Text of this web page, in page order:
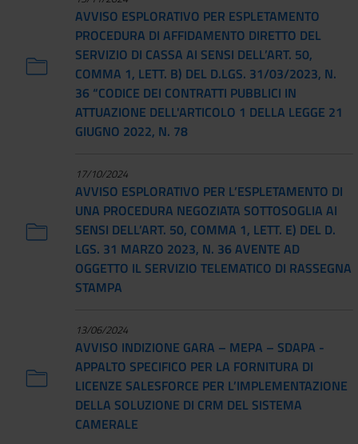
AVVISO ESPLORATIVO PER ESPLETAMENTO
PROCEDURA DI AFFIDAMENTO DIRETTO DEL
SERVIZIO DI CASSA AI SENSI DELL’ART. 50,
COMMA 1, LETT. B) DEL D.LGS. 31/03/2023, N.
36 “CODICE DEI CONTRATTI PUBBLICI IN
ATTUAZIONE DELL'ARTICOLO 1 DELLA LEGGE 21
GIUGNO 2022, N. 78
17/10/2024
AVVISO ESPLORATIVO PER L’ESPLETAMENTO DI
UNA PROCEDURA NEGOZIATA SOTTOSOGLIA AI
SENSI DELL’ART. 50, COMMA 1, LETT. E) DEL D.
LGS. 31 MARZO 2023, N. 36 AVENTE AD
OGGETTO IL SERVIZIO TELEMATICO DI RASSEGNA
STAMPA
13/06/2024
AVVISO INDIZIONE GARA – MEPA – SDAPA -
APPALTO SPECIFICO PER LA FORNITURA DI
LICENZE SALESFORCE PER L’IMPLEMENTAZIONE
DELLA SOLUZIONE DI CRM DEL SISTEMA
CAMERALE